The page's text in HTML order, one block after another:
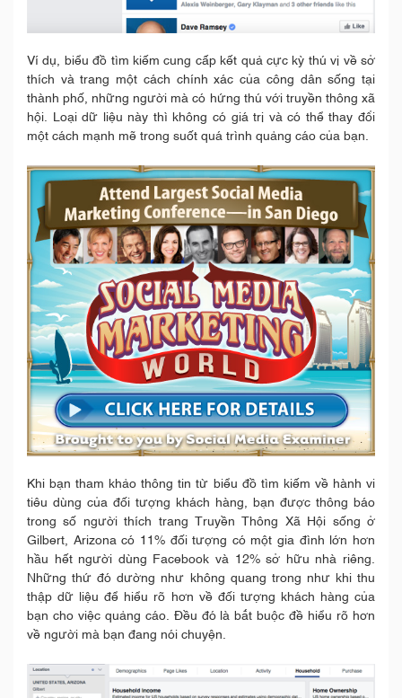
Ví dụ, biểu đồ tìm kiếm cung cấp kết quả cực kỳ thú vị về sở
thích và trang một cách chính xác của công dân sống tại
thành phố, những người mà có hứng thú với truyền thông xã
hội. Loại dữ liệu này thì không có giá trị và có thể thay đổi
một cách mạnh mẽ trong suốt quá trình quảng cáo của bạn.
Khi bạn tham khảo thông tin từ biểu đồ tìm kiếm về hành vi
tiêu dùng của đối tượng khách hàng, bạn được thông báo
trong số người thích trang Truyền Thông Xã Hội sống ở
Gilbert, Arizona có 11% đối tượng có một gia đình lớn hơn
hầu hết người dùng Facebook và 12% sở hữu nhà riêng.
Những thứ đó dường như không quang trong như khi thu
thập dữ liệu để hiểu rõ hơn về đối tượng khách hàng của
bạn cho việc quảng cáo. Đều đó là bắt buộc đề hiểu rõ hơn
về người mà bạn đang nói chuyện.